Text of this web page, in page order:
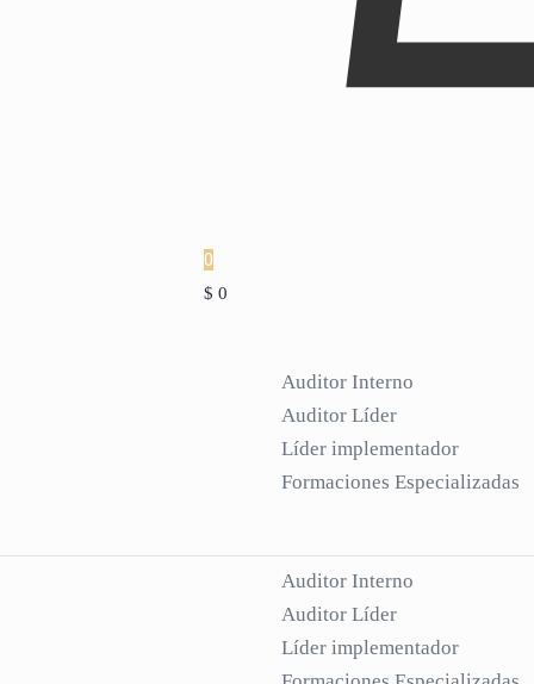
0
$ 0
Auditor Interno
Auditor Líder
Líder implementador
Formaciones Especializadas
Auditor Interno
Auditor Líder
Líder implementador